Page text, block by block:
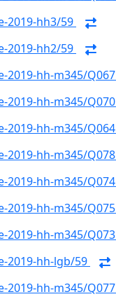
2019-hh3/59
2019-hh2/59
2019-hh-m345/Q067
2019-hh-m345/Q070
2019-hh-m345/Q064
2019-hh-m345/Q078
2019-hh-m345/Q074
2019-hh-m345/Q075
2019-hh-m345/Q073
2019-hh-lgb/59
2019-hh-m345/Q077